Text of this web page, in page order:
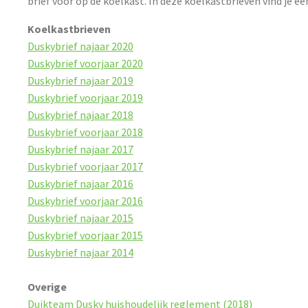
Koelkastbrieven
Duskybrief najaar 2020
Duskybrief voorjaar 2020
Duskybrief najaar 2019
Duskybrief voorjaar 2019
Duskybrief najaar 2018
Duskybrief voorjaar 2018
Duskybrief najaar 2017
Duskybrief voorjaar 2017
Duskybrief najaar 2016
Duskybrief voorjaar 2016
Duskybrief najaar 2015
Duskybrief voorjaar 2015
Duskybrief najaar 2014
Overige
Duikteam Dusky huishoudelijk reglement (2018)